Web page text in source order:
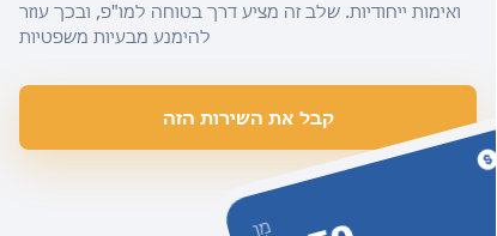
מִן
ואימות ייחודיות. שלב זה מציע דרך בטוחה למו"פ, ובכך עוזר
להימנע מבעיות משפטיות
קבל את השירות הזה